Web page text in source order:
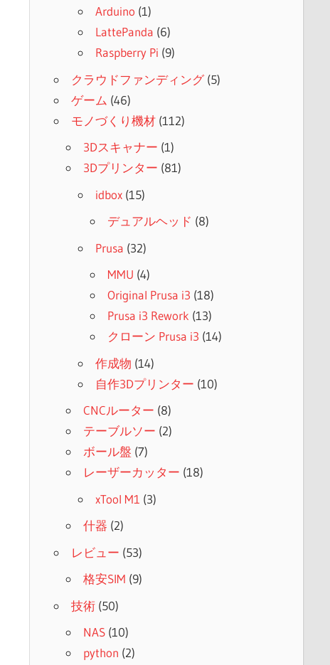
Arduino (1)
LattePanda (6)
Raspberry Pi (9)
クラウドファンディング(5)
ゲーム (46)
モノづくり機材(112)
3Dスキャナー (1)
3Dプリンター (81)
idbox(15)
デュアルヘッド (8)
Prusa (32)
MMU (4)
Original Prusa i3 (18)
Prusa i3 Rework (13)
クローン Prusa i3 (14)
作成物 (14)
自作3Dプリンター (10)
CNCルーター (8)
テーブルソー (2)
ボール盤 (7)
レーザーカッター (18)
xTool M1 (3)
什器 (2)
レビュー (53)
格安SIM (9)
技術(50)
NAS(10)
python (2)